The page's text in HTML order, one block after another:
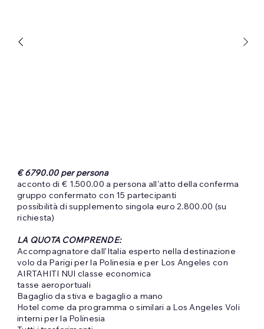
€ 6790.00 per persona
acconto di € 1.500.00 a persona all'atto della conferma
gruppo confermato con 15 partecipanti
possibilità di supplemento singola euro 2.800.00 (su
richiesta)
LA QUOTA COMPRENDE:
Accompagnatore dall’Italia esperto nella destinazione
volo da Parigi per la Polinesia e per Los Angeles con
AIRTAHITI NUI classe economica
tasse aeroportuali
Bagaglio da stiva e bagaglio a mano
Hotel come da programma o similari a Los Angeles Voli
interni per la Polinesia